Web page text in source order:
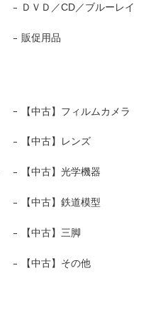
ＤＶＤ／CD／ブルーレイ
販促用品
【中古】フィルムカメラ
【中古】レンズ
【中古】光学機器
【中古】鉄道模型
【中古】三脚
【中古】その他